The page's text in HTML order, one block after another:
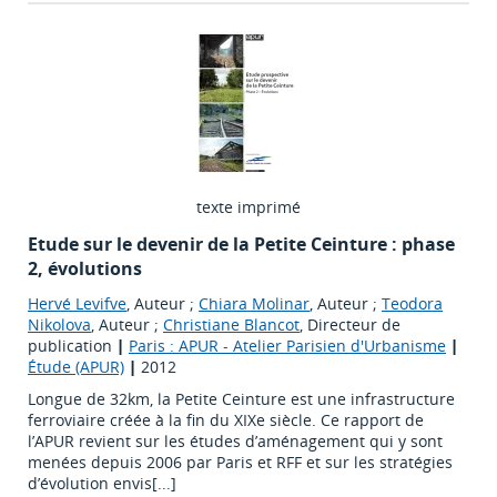
texte imprimé
Etude sur le devenir de la Petite Ceinture : phase
2, évolutions
Hervé Levifve, Auteur ; Chiara Molinar, Auteur ; Teodora
Nikolova, Auteur ; Christiane Blancot, Directeur de
publication | Paris : APUR - Atelier Parisien d'Urbanisme |
Étude (APUR) | 2012
Longue de 32km, la Petite Ceinture est une infrastructure
ferroviaire créée à la fin du XIXe siècle. Ce rapport de
l’APUR revient sur les études d’aménagement qui y sont
menées depuis 2006 par Paris et RFF et sur les stratégies
d’évolution envis[...]